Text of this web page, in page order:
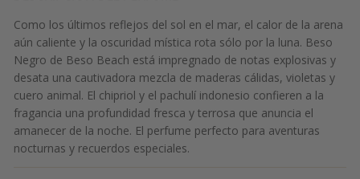
Como los últimos reflejos del sol en el mar, el calor de la arena
aún caliente y la oscuridad mística rota sólo por la luna. Beso
Negro de Beso Beach está impregnado de notas explosivas y
desata una cautivadora mezcla de maderas cálidas, violetas y
cuero animal. El chipriol y el pachulí indonesio confieren a la
fragancia una profundidad fresca y terrosa que anuncia el
amanecer de la noche. El perfume perfecto para aventuras
nocturnas y recuerdos especiales.